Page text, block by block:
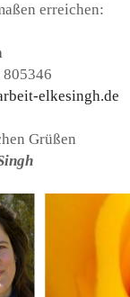
erreichen:
elkesingh.de
Grüßen